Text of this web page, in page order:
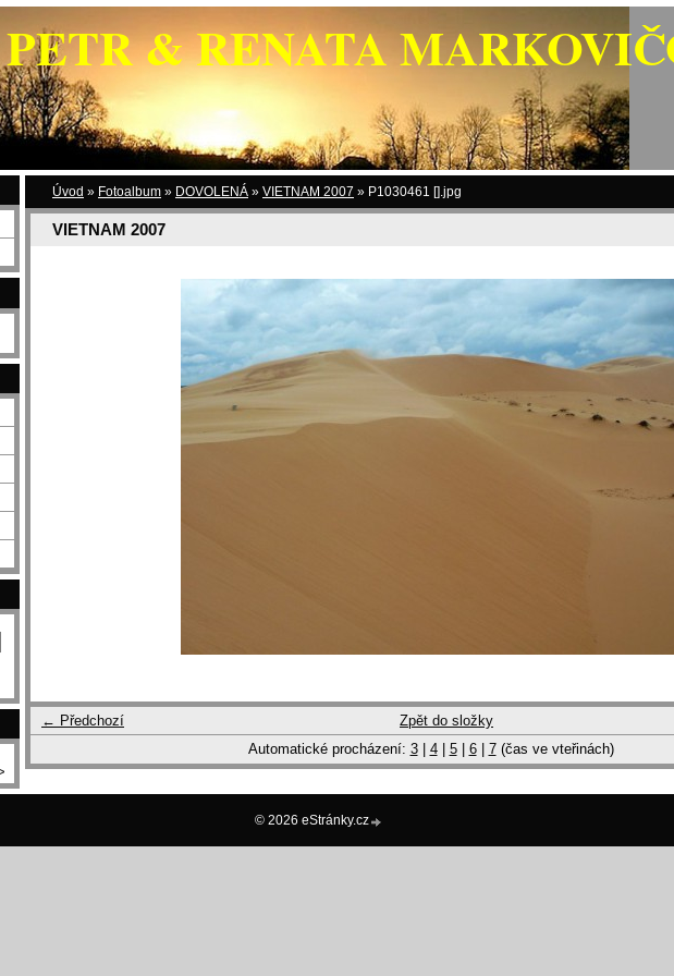
PETR & RENATA
Úvod » Fotoalbum » DOVOLENÁ » VIETNAM 2007 » P1030461 [].jpg
VIETNAM 2007
← Předchozí
Zpět do složky
Automatické procházení: 3| 4| 5| 6| 7(čas ve vteřinách)
© 2026 eStránky.cz